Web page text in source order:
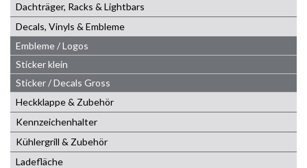
Dachträger, Racks & Lightbars
Decals, Vinyls & Embleme
Embleme / Logos
Sticker klein
Sticker / Decals Gross
Heckklappe & Zubehör
Kennzeichenhalter
Kühlergrill & Zubehör
Ladefläche